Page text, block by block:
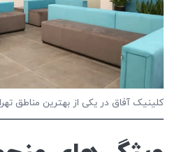
کلینیک آفاق در یکی از بهترین مناطق